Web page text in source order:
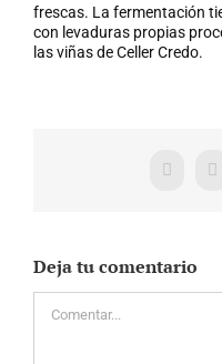
frescas. La fermentación
con levaduras propias
las viñas de Celler Credo.
X
Deja tu comentario